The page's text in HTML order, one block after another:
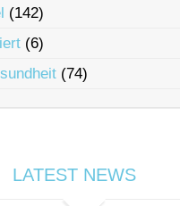
(142)
(6)
(74)
LATEST NEWS